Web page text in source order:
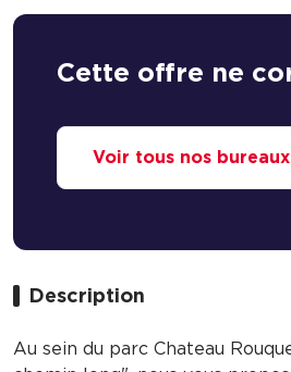
Cette offre ne
Voir tous nos
Description
Au sein du parc Chateau